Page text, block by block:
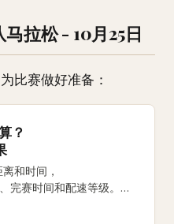
拉松 - 10月25日
比赛做好准备：
？
和时间，
完赛时间和配速等级。